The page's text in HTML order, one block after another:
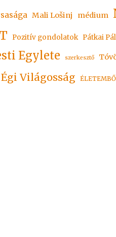
Mali Lošinj médium
Pozitív gondolatok Pátkai Pál
Egylete szerkesztő
Égi Világosság